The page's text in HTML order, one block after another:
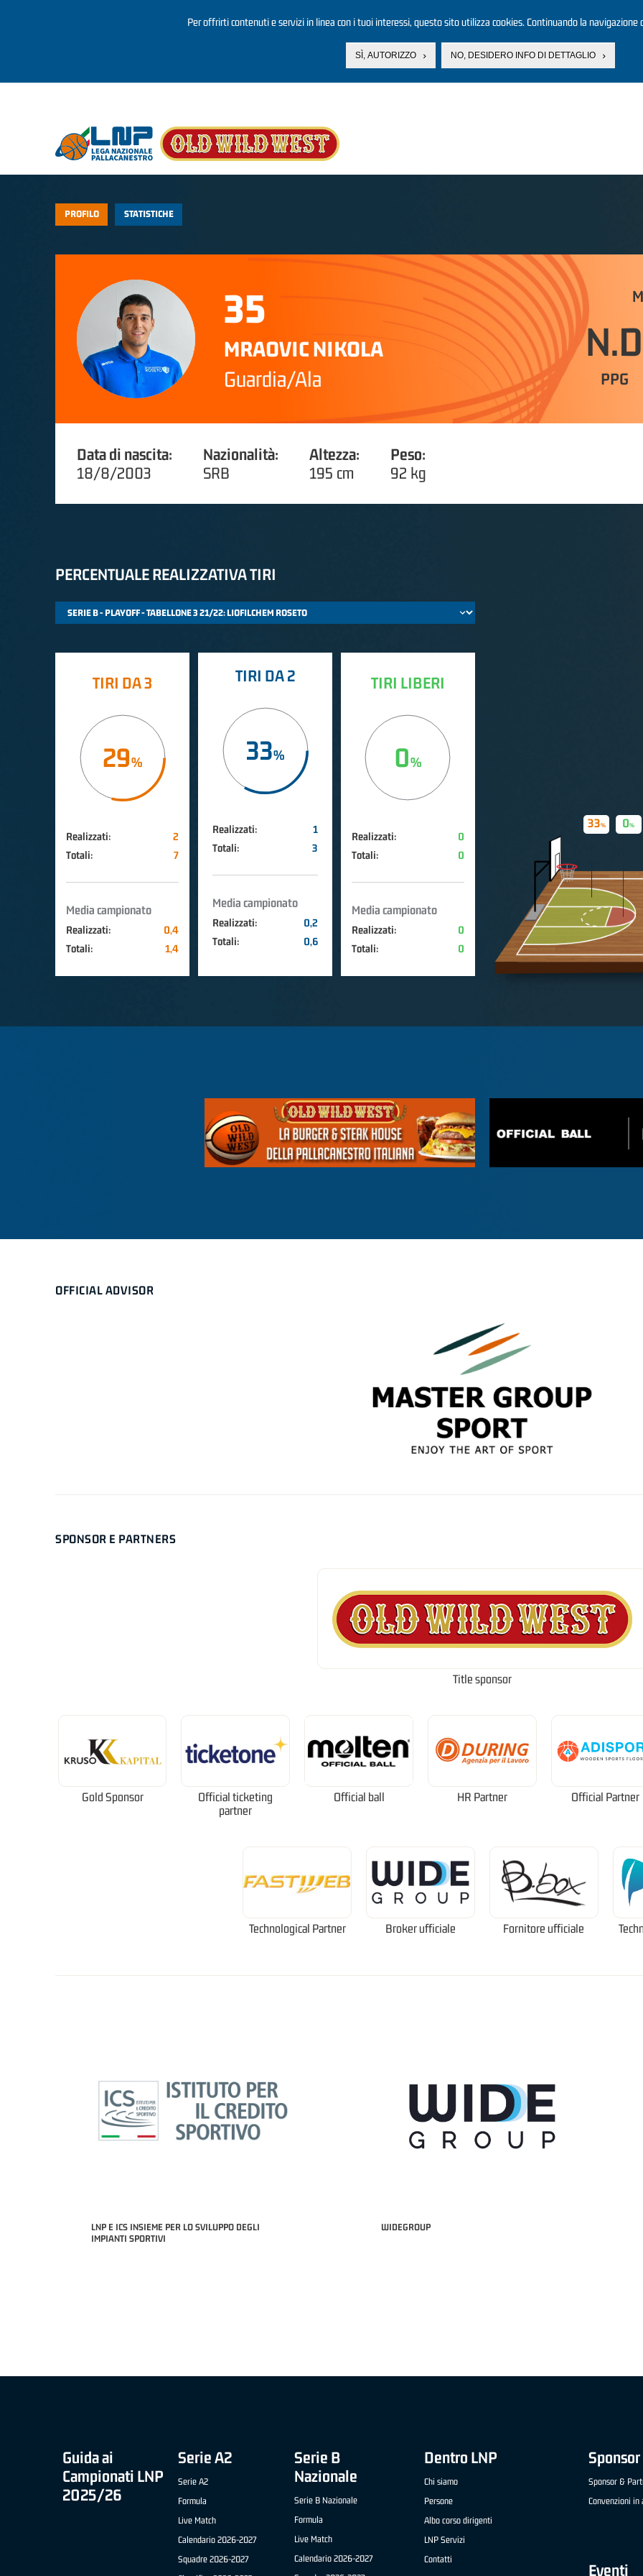
Per offrirti contenuti e servizi in linea con i tuoi interessi, questo sito utilizza cookies. Continuando la navigazione
SÌ, AUTORIZZO NO, DESIDERO INFO DI DETTAGLIO
PROFILO STATISTICHE
35
MRAOVIC NIKOLA
Guardia/Ala
N.D
PPG
Data di nascita:
18/8/2003
Nazionalità:
SRB
Altezza:
195 cm
Peso:
92 kg
PERCENTUALE REALIZZATIVA TIRI
TIRI DA 3
29
Realizzati:
2
Totali:
7
Media campionato
Realizzati:
0,4
Totali:
1,4
TIRI DA 2
33
Realizzati:
1
Totali:
3
Media campionato
Realizzati:
0,2
Totali:
0,6
TIRI LIBERI
0
Realizzati:
0
Totali:
0
Media campionato
Realizzati:
0
Totali:
0
0
33
OFFICIAL ADVISOR
SPONSOR E PARTNERS
Title sponsor
Gold Sponsor
Official ticketing
partner
Official ball HR Partner Official Partner
Technological Partner Broker ufficiale Fornitore ufficiale
LNP E ICS INSIEME PER LO SVILUPPO DEGLI
IMPIANTI SPORTIVI
WIDEGROUP
Guida ai
Campionati LNP
2025/26
Serie A2
Serie A2
Formula
Live Match
Calendario 2026-2027
Squadre 2026-2027
Serie B
Nazionale
Serie B Nazionale
Formula
Live Match
Calendario 2026-2027
Dentro LNP
Chi siamo
Persone
Albo corso dirigenti
LNP Servizi
Contatti
Sponsor &
Convenzioni in
Eventi